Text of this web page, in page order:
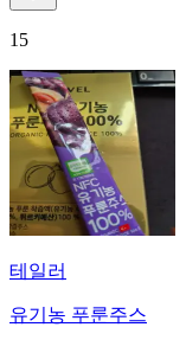
15
테일러
유기농 푸룬주스